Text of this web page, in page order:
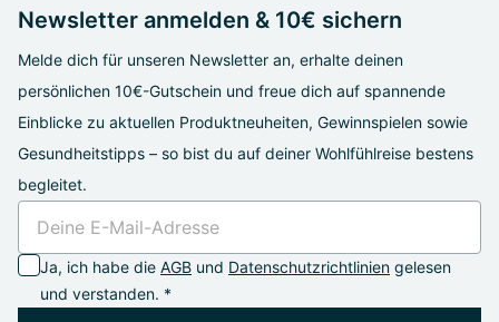
Newsletter anmelden & 10€ sichern
Melde dich für unseren Newsletter an, erhalte deinen
persönlichen 10€-Gutschein und freue dich auf spannende
Einblicke zu aktuellen Produktneuheiten, Gewinnspielen sowie
Gesundheitstipps – so bist du auf deiner Wohlfühlreise bestens
begleitet.
Ja, ich habe die AGB und Datenschutzrichtlinien gelesen
und verstanden. *